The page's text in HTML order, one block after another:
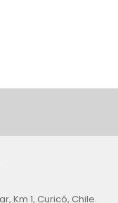
Km 1, Curicó, Chile.